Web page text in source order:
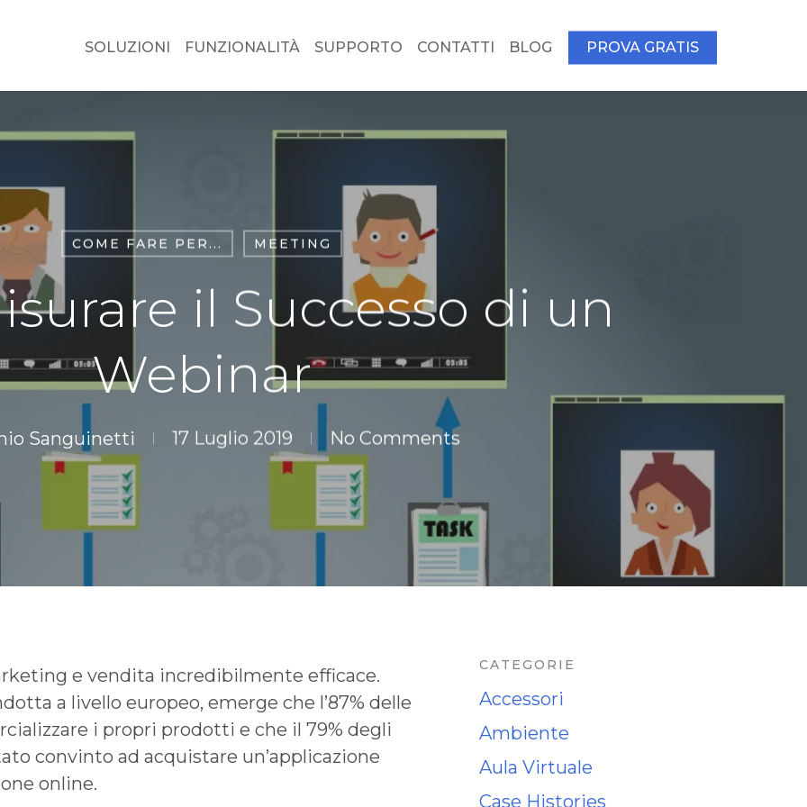
SOLUZIONI FUNZIONALITÀ SUPPORTO CONTATTI BLOG PROVA GRATIS
COME FARE PER... MEETING
il Successo di un
Webinar
Sanguinetti 17 Luglio 2019 No Comments
e vendita incredibilmente efficace.
a livello europeo, emerge che l’87% delle
i propri prodotti e che il 79% degli
convinto ad acquistare un’applicazione
online.
CATEGORIE
Accessori
Ambiente
Aula Virtuale
Case Histories